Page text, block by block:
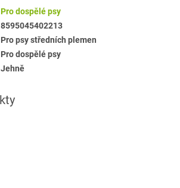
Pro dospělé psy
8595045402213
Pro psy středních plemen
Pro dospělé psy
Jehně